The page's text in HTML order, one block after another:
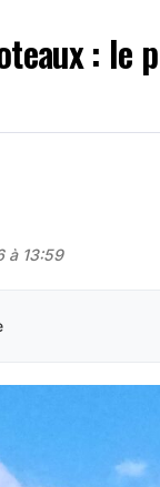
: le
à 13:59